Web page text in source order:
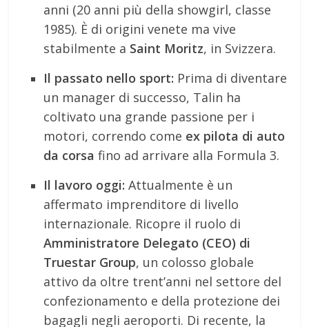
anni (20 anni più della showgirl, classe
1985). È di origini venete ma vive
stabilmente a Saint Moritz, in Svizzera.
Il passato nello sport: Prima di diventare
un manager di successo, Talin ha
coltivato una grande passione per i
motori, correndo come ex pilota di auto
da corsa fino ad arrivare alla Formula 3.
Il lavoro oggi: Attualmente è un
affermato imprenditore di livello
internazionale. Ricopre il ruolo di
Amministratore Delegato (CEO) di
Truestar Group, un colosso globale
attivo da oltre trent’anni nel settore del
confezionamento e della protezione dei
bagagli negli aeroporti. Di recente, la